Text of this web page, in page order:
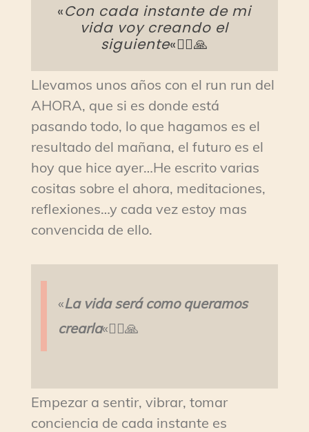
«Con cada instante de mi
vida voy creando el
siguiente«🧘‍♀️🙏
Llevamos unos años con el run run del
AHORA, que si es donde está
pasando todo, lo que hagamos es el
resultado del mañana, el futuro es el
hoy que hice ayer…He escrito varias
cositas sobre el ahora, meditaciones,
reflexiones…y cada vez estoy mas
convencida de ello.
«La vida será como queramos
crearla«🧘‍♀️🙏
Empezar a sentir, vibrar, tomar
conciencia de cada instante es